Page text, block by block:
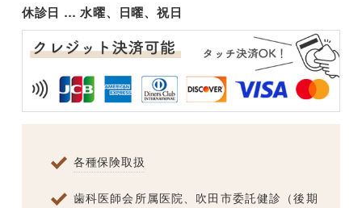
休診日 … 水曜、日曜、祝日
各種保険取扱
歯科医師会所属医院、吹田市委託健診（後期